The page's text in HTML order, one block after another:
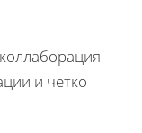
и четко